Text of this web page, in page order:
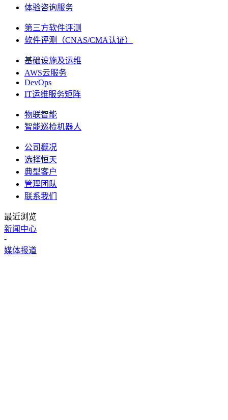
体验咨询服务
第三方软件评测
软件评测（CNAS/CMA认证）
基础设施及运维
AWS云服务
DevOps
IT运维服务矩阵
物联智能
智能巡检机器人
公司概况
选择恒天
典型客户
管理团队
联系我们
最近浏览
新闻中心
-
媒体报道